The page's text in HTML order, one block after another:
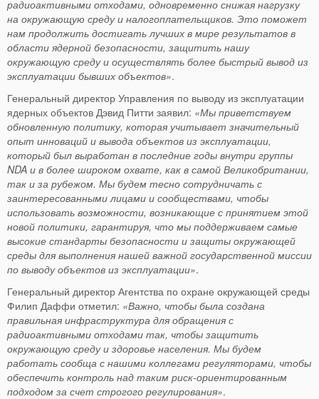
радиоактивными отходами, одновременно снижая нагрузку
на окружающую среду и налогоплательщиков. Это поможет
нам продолжить достигать лучших в мире результатов в
области ядерной безопасности, защитить нашу
окружающую среду и осуществлять более быстрый вывод из
эксплуатации бывших объектов».
Генеральный директор Управления по выводу из эксплуатации
ядерных объектов Дэвид Питти заявил: «Мы приветствуем
обновленную политику, которая учитывает значительный
опыт инноваций и вывода объектов из эксплуатации,
который был выработан в последние годы внутри группы
NDA и в более широком охвате, как в самой Великобритании,
так и за рубежом. Мы будем тесно сотрудничать с
заинтересованными лицами и сообществами, чтобы
использовать возможности, возникающие с принятием этой
новой политики, гарантируя, что мы поддерживаем самые
высокие стандарты безопасности и защиты окружающей
среды для выполнения нашей важной государственной миссии
по выводу объектов из эксплуатации».
Генеральный директор Агентства по охране окружающей среды
Филип Даффи отметил: «Важно, чтобы была создана
правильная инфраструктура для обращения с
радиоактивными отходами так, чтобы защитить
окружающую среду и здоровье населения. Мы будем
работать сообща с нашими коллегами регуляторами, чтобы
обеспечить контроль над таким риск-ориентированным
подходом за счет строгого регулирования».